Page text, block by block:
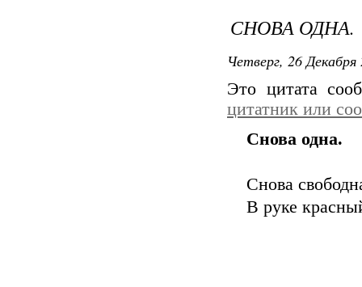
СНОВА ОДНА.
Четверг, 26
Это цитата
цитатник или
Снова одна.
Снова
В руке